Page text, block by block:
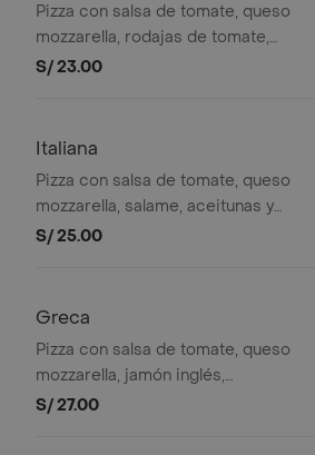
Pizza con salsa de tomate, queso
mozzarella, rodajas de tomate,
aceitunas y pimiento, 4 slices.
S/ 23.00
Italiana
Pizza con salsa de tomate, queso
mozzarella, salame, aceitunas y
pimiento, 4 slices.
S/ 25.00
Greca
Pizza con salsa de tomate, queso
mozzarella, jamón inglés,
champiñones, aceitunas y pimiento, 4
S/ 27.00